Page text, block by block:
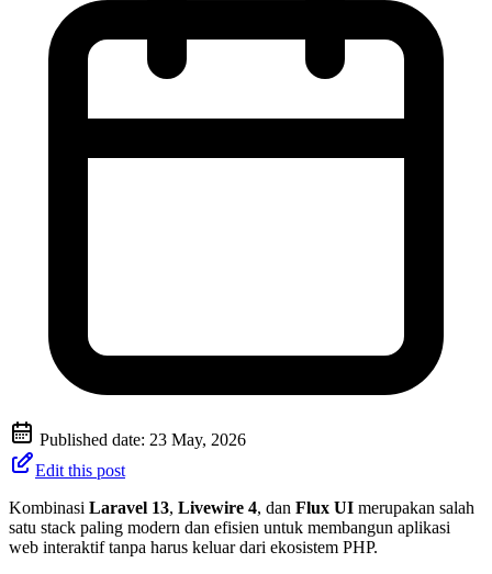
Published date: 23 May, 2026
Edit this post
Kombinasi Laravel 13, Livewire 4, dan Flux UI merupakan salah
satu stack paling modern dan efisien untuk membangun aplikasi
web interaktif tanpa harus keluar dari ekosistem PHP.